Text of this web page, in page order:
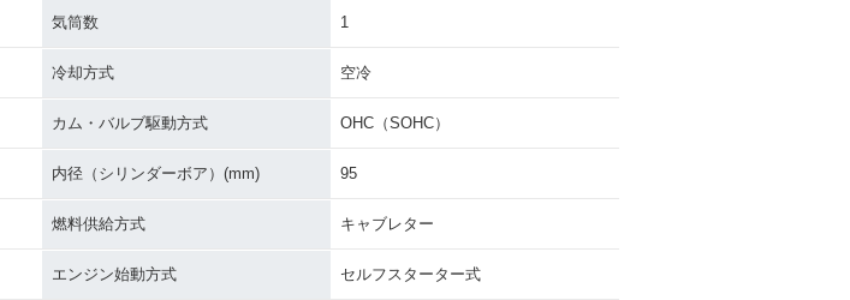
気筒数 1
冷却方式 空冷
カム・バルブ駆動方式 OHC（SOHC）
内径（シリンダーボア）(mm) 95
燃料供給方式 キャブレター
エンジン始動方式 セルフスターター式